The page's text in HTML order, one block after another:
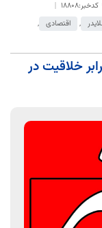
کدخبر:18808
, اقتصادی ,
خلاقیت در